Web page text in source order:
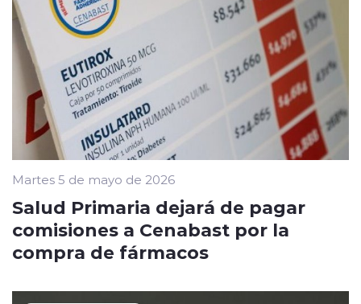
Martes 5 de mayo de 2026
Salud Primaria dejará de pagar
comisiones a Cenabast por la
compra de fármacos